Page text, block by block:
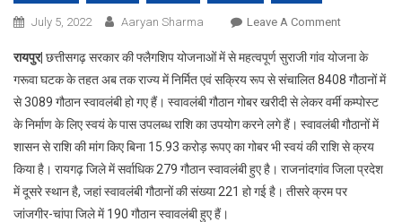
July 5, 2022 Aaryan Sharma Leave A CommentOn
के
3089
गौठान
हुए
स्वावलंबी
:
स्वावलंबी
रायपुर| छत्तीसगढ़ सरकार की फ्लैगशिप योजनाओं में से महत्वपूर्ण सुराजी गांव योजना के
गरूवा घटक के तहत अब तक राज्य में निर्मित एवं सक्रिय रूप से संचालित 8408 गौठानों में
से 3089 गौठान स्वावलंबी हो गए हैं। स्वावलंबी गौठान गोबर खरीदी से लेकर वर्मी कम्पोस्ट
के निर्माण के लिए स्वयं के पास उपलब्ध राशि का उपयोग करने लगे हैं। स्वावलंबी गौठानों में
शासन से राशि की मांग किए बिना 15.93 करोड़ रूपए का गोबर भी स्वयं की राशि से क्रय
किया है। रायगढ़ जिले में सर्वाधिक 279 गौठान स्वावलंबी हुए है। राजनांदगांव जिला प्रदेश
में दूसरे स्थान है, जहां स्वावलंबी गौठानों की संख्या 221 हो गई है। तीसरे क्रम पर
जांजगीर-चांपा जिले में 190 गौठान स्वावलंबी हुए हैं।